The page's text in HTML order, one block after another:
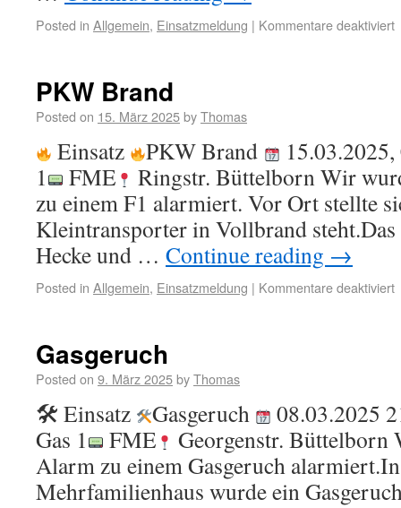
Posted in Allgemein, Einsatzmeldung | Kommentare deaktiviert
PKW Brand
Posted on 15. März 2025byThomas
Einsatz PKW Brand
1
FME
Ringstr. Büttelborn Wir
zu einem F1 alarmiert. Vor Ort stellte
Kleintransporter in Vollbrand
Hecke und … Continue reading →
Posted in Allgemein, Einsatzmeldung | Kommentare deaktiviert
Gasgeruch
Posted on 9. März 2025byThomas
🛠 Einsatz Gasgeruch
08.03.2025
Gas 1
FME
Georgenstr.
Alarm zu einem Gasgeruch
Mehrfamilienhaus wurde ein